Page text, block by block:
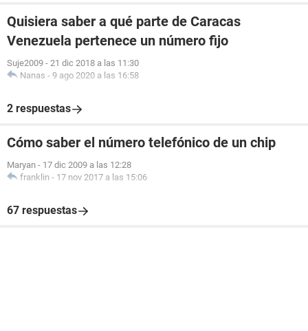
Quisiera saber a qué parte de Caracas
Venezuela pertenece un número fijo
Suje2009 - 21 dic 2018 a las 11:30
Nanas - 9 ago 2020 a las 16:58
2 respuestas
Cómo saber el número telefónico de un chip
Maryan - 17 dic 2009 a las 12:28
franklin - 17 nov 2017 a las 15:06
67 respuestas